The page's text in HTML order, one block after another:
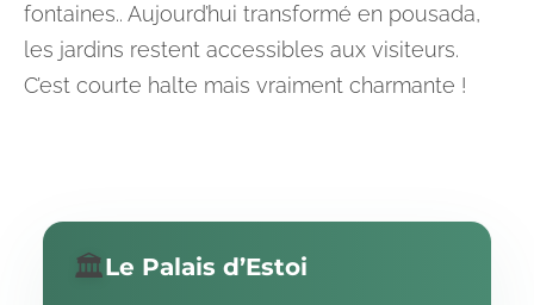
fontaines.. Aujourd’hui transformé en pousada,
les jardins restent accessibles aux visiteurs.
C’est courte halte mais vraiment charmante !
🏛️Le Palais d’Estoi